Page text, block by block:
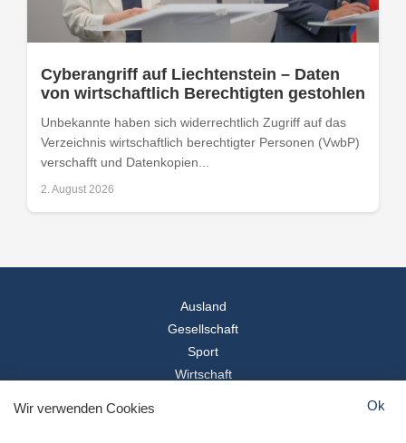
Cyberangriff auf Liechtenstein – Daten
von wirtschaftlich Berechtigten gestohlen
Unbekannte haben sich widerrechtlich Zugriff auf das
Verzeichnis wirtschaftlich berechtigter Personen (VwbP)
verschafft und Datenkopien...
2. August 2026
Ausland
Gesellschaft
Sport
Wirtschaft
© 2026Landesspiegel
Wir verwenden Cookies Ok